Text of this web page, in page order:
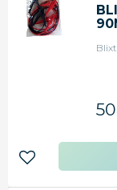
Lägg till i